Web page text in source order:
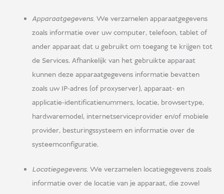
Apparaatgegevens.We verzamelen apparaatgegevens
zoals informatie over uw computer, telefoon, tablet of
ander apparaat dat u gebruikt om toegang te krijgen tot
de Services. Afhankelijk van het gebruikte apparaat
kunnen deze apparaatgegevens informatie bevatten
zoals uw IP-adres (of proxyserver), apparaat- en
applicatie-identificatienummers, locatie, browsertype,
hardwaremodel, internetserviceprovider en/of mobiele
provider, besturingssysteem en informatie over de
systeemconfiguratie.
Locatiegegevens.We verzamelen locatiegegevens zoals
informatie over de locatie van je apparaat, die zowel